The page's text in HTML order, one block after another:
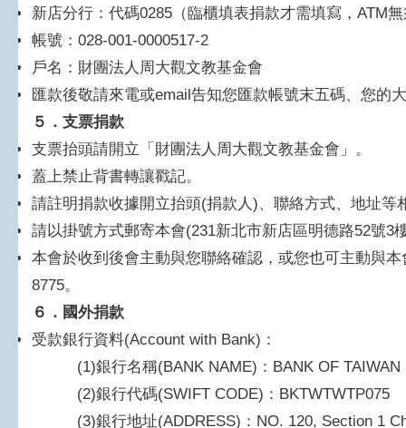
新店分行：代碼0285（臨櫃填表捐款才需填寫，ATM
帳號：028-001-0000517-2
戶名：財團法人周大觀文教基金會
匯款後敬請來電或email告知您匯款帳號末五碼、您的
５ ．支票捐款
支票抬頭請開立「財團法人周大觀文教基金會」。
蓋上禁止背書轉讓戳記。
請註明捐款收據開立抬頭(捐款人)、聯絡方式、地址等
請以掛號方式郵寄本會(231新北市新店區明德路52號3
本會於收到後會主動與您聯絡確認，或您也可主動與
8775。
​６ ．國外捐款
受款銀行資料(Account with Bank)：
(1)銀行名稱(BANK NAME)：BANK OF TAIWAN
(2)銀行代碼(SWIFT CODE)：BKTWTWTP075
(3)銀行地址(ADDRESS)：NO. 120, Section 1